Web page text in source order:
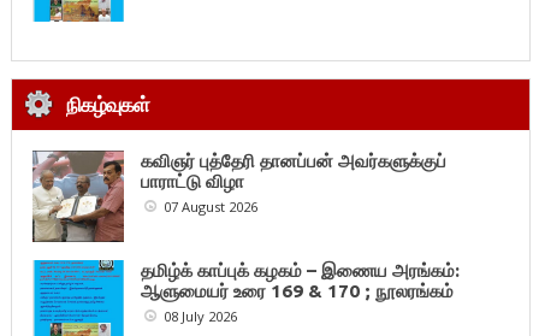
நிகழ்வுகள்
கவிஞர் புத்தேரி தானப்பன் அவர்களுக்குப்
பாராட்டு விழா
07 August 2026
தமிழ்க் காப்புக் கழகம் – இணைய அரங்கம்:
ஆளுமையர் உரை 169 & 170 ; நூலரங்கம்
08 July 2026